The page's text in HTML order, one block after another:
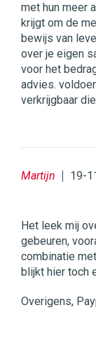
met hun meer
krijgt om de
bewijs van
over je eigen
voor het
advies.
verkrijgbaar
Martijn 19-
Het leek mij
gebeuren,
combinatie
blijkt hier toch
Overigens,